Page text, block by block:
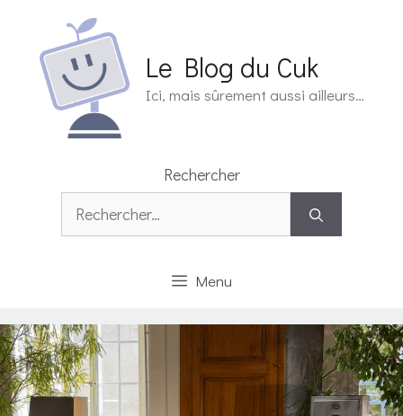
contenu
Le Blog du Cuk
Ici, mais sûrement aussi ailleurs…
Rechercher
Rechercher :
Menu